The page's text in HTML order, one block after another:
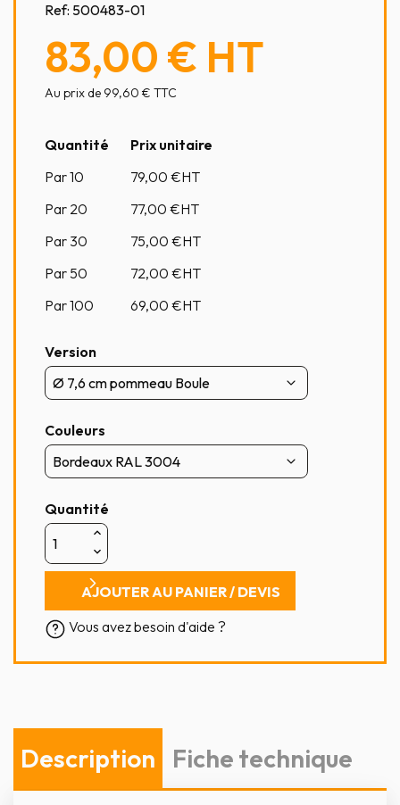
Ref: 500483-01
83,00 € HT
Au prix de 99,60 € TTC
Quantité
Prix unitaire
Par 10
79,00 €HT
Par 20
77,00 €HT
Par 30
75,00 €HT
Par 50
72,00 €HT
Par 100
69,00 €HT
Version
Couleurs
Quantité
AJOUTER AU PANIER / DEVIS
Vous avez besoin d'aide ?
Description Fiche technique